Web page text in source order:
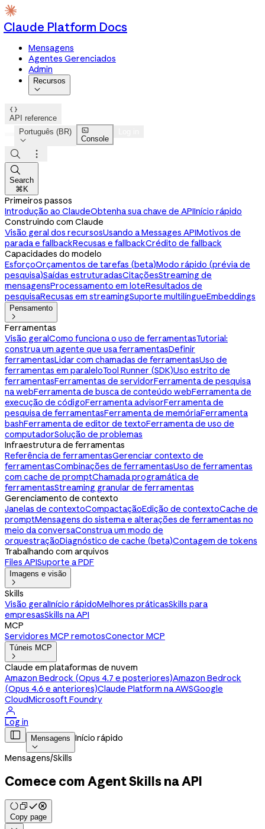
Claude Platform Docs
Mensagens
Agentes Gerenciados
Admin
Recursos


API reference
Português (BR)


Console



Search
⌘K
Primeiros passos
Introdução ao ClaudeObtenha sua chave de APIInício rápido
Construindo com Claude
Visão geral dos recursosUsando a Messages APIMotivos de
parada e fallbackRecusas e fallbackCrédito de fallback
Capacidades do modelo
EsforçoOrçamentos de tarefas (beta)Modo rápido (prévia de
pesquisa)Saídas estruturadasCitaçõesStreaming de
mensagensProcessamento em loteResultados de
pesquisaRecusas em streamingSuporte multilíngueEmbeddings
Pensamento

Ferramentas
Visão geralComo funciona o uso de ferramentasTutorial:
construa um agente que usa ferramentasDefinir
ferramentasLidar com chamadas de ferramentasUso de
ferramentas em paraleloTool Runner (SDK)Uso estrito de
ferramentasFerramentas de servidorFerramenta de pesquisa
na webFerramenta de busca de conteúdo webFerramenta de
execução de códigoFerramenta advisorFerramenta de
pesquisa de ferramentasFerramenta de memóriaFerramenta
bashFerramenta de editor de textoFerramenta de uso de
computadorSolução de problemas
Infraestrutura de ferramentas
Referência de ferramentasGerenciar contexto de
ferramentasCombinações de ferramentasUso de ferramentas
com cache de promptChamada programática de
ferramentasStreaming granular de ferramentas
Gerenciamento de contexto
Janelas de contextoCompactaçãoEdição de contextoCache de
promptMensagens do sistema e alterações de ferramentas no
meio da conversaConstrua um modo de
orquestraçãoDiagnóstico de cache (beta)Contagem de tokens
Trabalhando com arquivos
Files APISuporte a PDF
Imagens e visão

Skills
Visão geralInício rápidoMelhores práticasSkills para
empresasSkills na API
MCP
Servidores MCP remotosConector MCP
Túneis MCP

Claude em plataformas de nuvem
Amazon Bedrock (Opus 4.7 e posteriores)Amazon Bedrock
(Opus 4.6 e anteriores)Claude Platform na AWSGoogle
CloudMicrosoft Foundry

Log in
 Mensagens

Início rápido
Mensagens/Skills
Comece com Agent Skills na API
Copy page